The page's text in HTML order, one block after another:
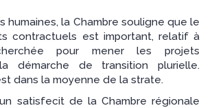
humaines, la Chambre souligne que le
contractuels est important, relatif à
pour mener les projets
démarche de transition plurielle.
dans la moyenne de la strate.
satisfecit de la Chambre régionale